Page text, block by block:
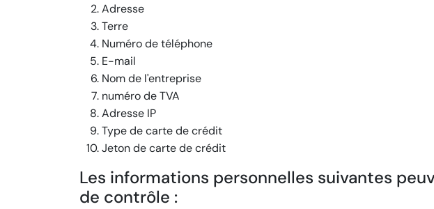
Adresse
Terre
Numéro de téléphone
E-mail
Nom de l'entreprise
numéro de TVA
Adresse IP
Type de carte de crédit
Jeton de carte de crédit
Les informations personnelles suivantes
de contrôle :